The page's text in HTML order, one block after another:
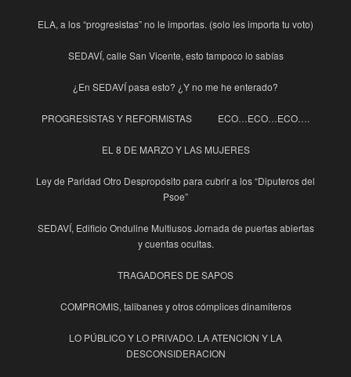
ELA, a los “progresistas” no le importas. (solo les importa tu voto)
SEDAVÍ, calle San Vicente, esto tampoco lo sabías
¿En SEDAVÍ pasa esto? ¿Y no me he enterado?
PROGRESISTAS Y REFORMISTAS ECO…ECO…ECO….
EL 8 DE MARZO Y LAS MUJERES
Ley de Paridad Otro Despropósito para cubrir a los “Diputeros del
Psoe”
SEDAVÍ, Edificio Onduline Multiusos Jornada de puertas abiertas
y cuentas ocultas.
TRAGADORES DE SAPOS
COMPROMIS, talibanes y otros cómplices dinamiteros
LO PÚBLICO Y LO PRIVADO. LA ATENCION Y LA
DESCONSIDERACION